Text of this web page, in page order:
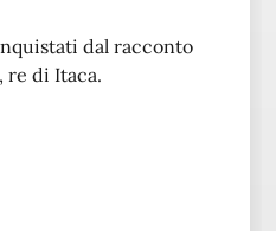
dal racconto
re di Itaca.